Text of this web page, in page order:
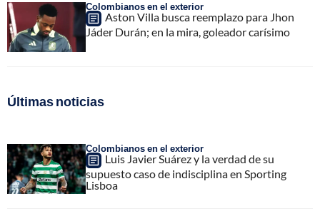
Colombianos en el exterior
Aston Villa busca reemplazo para Jhon
Jáder Durán; en la mira, goleador carísimo
Últimas noticias
Colombianos en el exterior
Luis Javier Suárez y la verdad de su
supuesto caso de indisciplina en Sporting
Lisboa